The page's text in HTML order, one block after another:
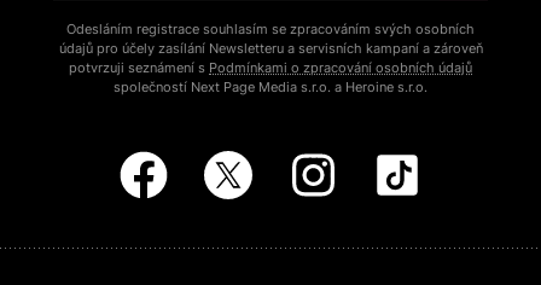
Odesláním registrace souhlasím se zpracováním svých osobních
údajů pro účely zasílání Newsletteru a servisních kampaní a zároveň
potvrzuji seznámení s Podmínkami o zpracování osobních údajů
společností Next Page Media s.r.o. a Heroine s.r.o.